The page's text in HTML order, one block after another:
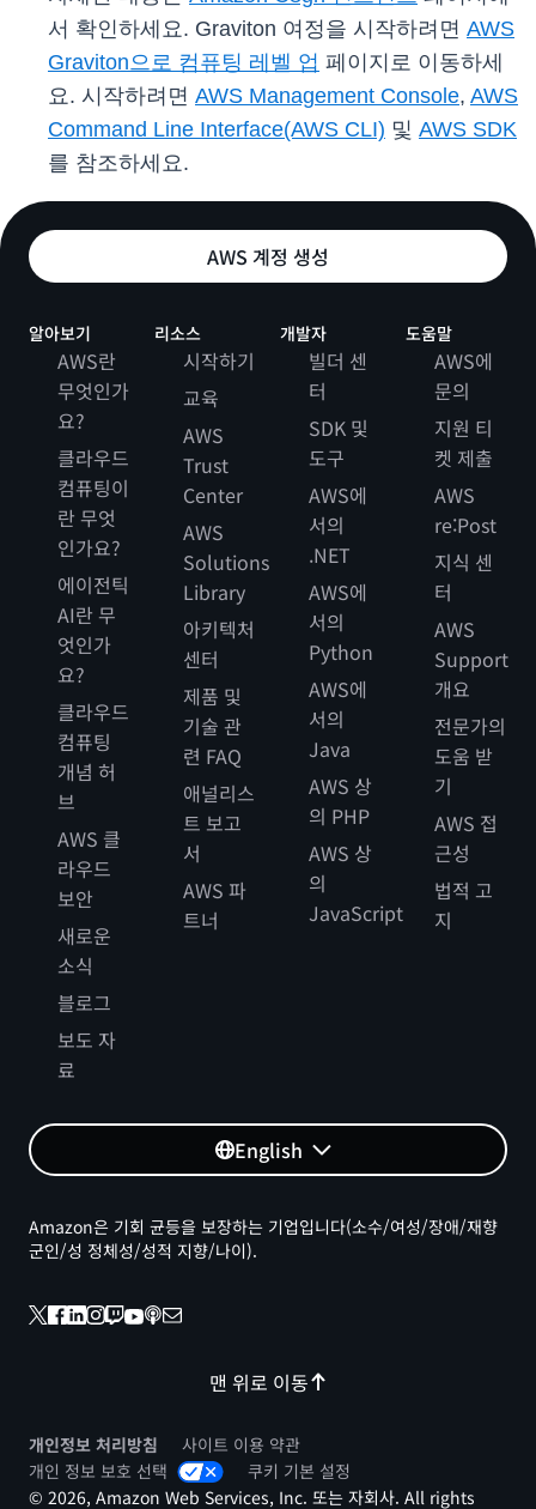
서 확인하세요. Graviton 여정을 시작하려면 AWS
Graviton으로 컴퓨팅 레벨 업 페이지로 이동하세
요. 시작하려면 AWS Management Console, AWS
Command Line Interface(AWS CLI) 및 AWS SDK
를 참조하세요.
AWS 계정 생성
알아보기
AWS란
무엇인가
요?
클라우드
컴퓨팅이
란 무엇
인가요?
에이전틱
AI란 무
엇인가
요?
클라우드
컴퓨팅
개념 허
브
AWS 클
라우드
보안
새로운
소식
블로그
보도 자
료
리소스
시작하기
교육
AWS
Trust
Center
AWS
Solutions
Library
아키텍처
센터
제품 및
기술 관
련 FAQ
애널리스
트 보고
서
AWS 파
트너
개발자
빌더 센
터
SDK 및
도구
AWS에
서의
.NET
AWS에
서의
Python
AWS에
서의
Java
AWS 상
의 PHP
AWS 상
의
JavaScript
도움말
AWS에
문의
지원 티
켓 제출
AWS
re:Post
지식 센
터
AWS
Support
개요
전문가의
도움 받
기
AWS 접
근성
법적 고
지
English
맨 위로 이동
Amazon은 기회 균등을 보장하는 기업입니다(소수/여성/장애/재향
군인/성 정체성/성적 지향/나이).
개인정보 처리방침
사이트 이용 약관
개인 정보 보호 선택
쿠키 기본 설정
© 2026, Amazon Web Services, Inc. 또는 자회사. All rights